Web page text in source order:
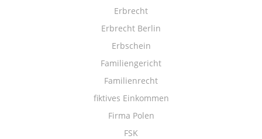
Erbrecht
Erbrecht Berlin
Erbschein
Familiengericht
Familienrecht
fiktives Einkommen
Firma Polen
FSK